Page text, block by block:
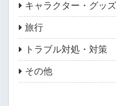
キャラクター・グッズ
旅行
トラブル対処・対策
その他